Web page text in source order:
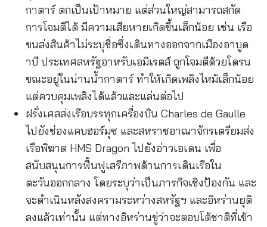
กาตาร์ ตกเป็นเป้าหมาย แต่ส่วนใหญ่สามารถสกัด
การโจมตีได้ มีความเสียหายเกิดขึ้นเล็กน้อย เช่น เรือ
ขนส่งสินค้าไม่ระบุชื่อซึ่งเดินทางออกจากเมืองอาบูด
าบี ประเทศสหรัฐอาหรับเอมิเรตส์ ถูกโจมตีด้วยโดรน
ขณะอยู่ในน่านน้ำกาตาร์ ทำให้เกิดเพลิงไหม้เล็กน้อย
แต่ควบคุมเพลิงได้แล้วและแล่นต่อไป
ฝรั่งเศสส่งเรือบรรทุกเครื่องบิน Charles de Gaulle
ไปยังช่องแคบฮอร์มุซ และสหราชอาณาจักรเตรียมส่ง
เรือพิฆาต HMS Dragon ไปยังอ่าวเอเดน เพื่อ
สนับสนุนการฟื้นฟูเสรีภาพด้านการเดินเรือใน
ตะวันออกกลาง โดยระบุว่าเป็นภารกิจเชิงป้องกัน และ
จะดำเนินหลังสงครามระหว่างสหรัฐฯ และอิหร่านยุติ
ลงแล้วเท่านั้น แต่ทางอิหร่านขู่ว่าจะตอบโต้ชาติที่เข้า